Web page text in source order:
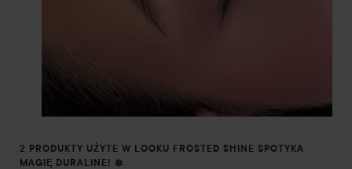
2 PRODUKTY UŻYTE W LOOKU FROSTED SHINE SPOTYKA
MAGIĘ DURALINE! ❄️